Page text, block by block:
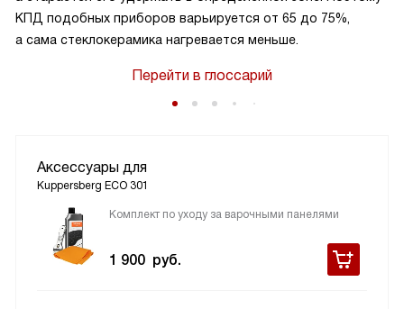
КПД подобных приборов варьируется от 65 до 75%,
а сама стеклокерамика нагревается меньше.
Перейти в глоссарий
Аксессуары для
Kuppersberg ECO 301
Комплект по уходу за варочными панелями
1 900 руб.